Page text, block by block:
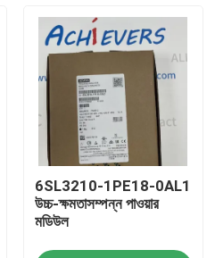
6SL3210-1PE18-0AL1
উচ্চ-ক্ষমতাসম্পন্ন পাওয়ার
মডিউল